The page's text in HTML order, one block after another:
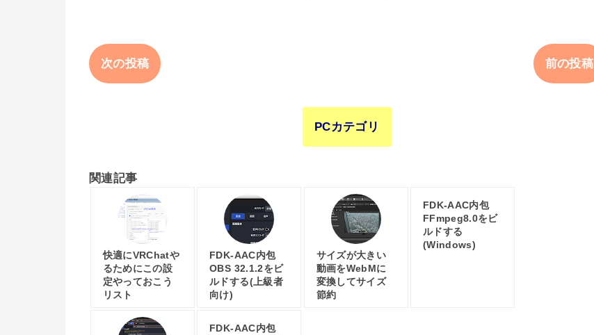
次の投稿 前の投稿
PCカテゴリ
関連記事
快適にVRChatや
るためにこの設
定やっておこう
リスト
FDK-AAC内包
OBS 32.1.2をビ
ルドする(上級者
向け)
サイズが大きい
動画をWebMに
変換してサイズ
節約
FDK-AAC内包
FFmpeg8.0をビ
ルドする
(Windows)
FDK-AAC内包